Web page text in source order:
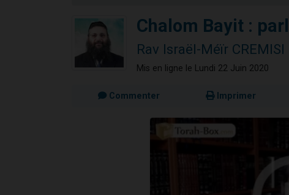
Chalom Bayit :
Rav Israël-Méïr CREMISI
Mis en ligne le Lundi 22 Juin 2020
Commenter Imprimer